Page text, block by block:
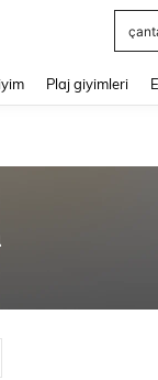
Plaj giyimleri